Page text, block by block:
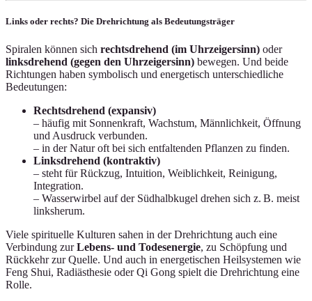
Links oder rechts? Die Drehrichtung als Bedeutungsträger
Spiralen können sich rechtsdrehend (im Uhrzeigersinn) oder
linksdrehend (gegen den Uhrzeigersinn) bewegen. Und beide
Richtungen haben symbolisch und energetisch unterschiedliche
Bedeutungen:
Rechtsdrehend (expansiv)
– häufig mit Sonnenkraft, Wachstum, Männlichkeit, Öffnung
und Ausdruck verbunden.
– in der Natur oft bei sich entfaltenden Pflanzen zu finden.
Linksdrehend (kontraktiv)
– steht für Rückzug, Intuition, Weiblichkeit, Reinigung,
Integration.
– Wasserwirbel auf der Südhalbkugel drehen sich z. B. meist
linksherum.
Viele spirituelle Kulturen sahen in der Drehrichtung auch eine
Verbindung zurLebens- und Todesenergie, zu Schöpfung und
Rückkehr zur Quelle. Und auch in energetischen Heilsystemen wie
Feng Shui, Radiästhesie oder Qi Gong spielt die Drehrichtung eine
Rolle.